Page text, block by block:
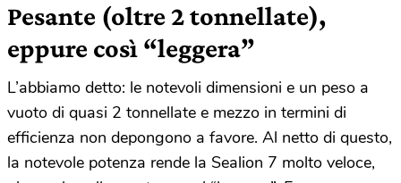
Pesante (oltre 2 tonnellate),
eppure così “leggera”
L’abbiamo detto: le notevoli dimensioni e un peso a
vuoto di quasi 2 tonnellate e mezzo in termini di
efficienza non depongono a favore. Al netto di questo,
la notevole potenza rende la Sealion 7 molto veloce,